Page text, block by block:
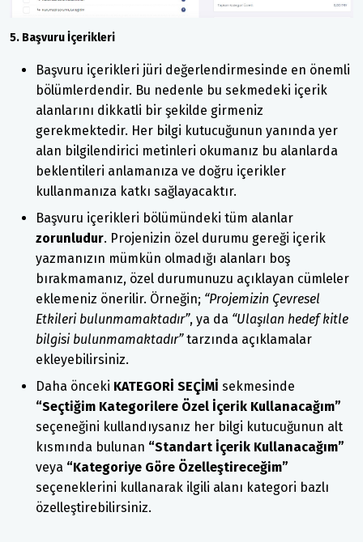
5. Başvuru İçerikleri
Başvuru içerikleri jüri değerlendirmesinde en önemli
bölümlerdendir. Bu nedenle bu sekmedeki içerik
alanlarını dikkatli bir şekilde girmeniz
gerekmektedir. Her bilgi kutucuğunun yanında yer
alan bilgilendirici metinleri okumanız bu alanlarda
beklentileri anlamanıza ve doğru içerikler
kullanmanıza katkı sağlayacaktır.
Başvuru içerikleri bölümündeki tüm alanlar
zorunludur. Projenizin özel durumu gereği içerik
yazmanızın mümkün olmadığı alanları boş
bırakmamanız, özel durumunuzu açıklayan cümleler
eklemeniz önerilir. Örneğin; “Projemizin Çevresel
Etkileri bulunmamaktadır”, ya da “Ulaşılan hedef kitle
bilgisi bulunmamaktadır”tarzında açıklamalar
ekleyebilirsiniz.
Daha önceki KATEGORİ SEÇİMİ sekmesinde
“Seçtiğim Kategorilere Özel İçerik Kullanacağım”
seçeneğini kullandıysanız her bilgi kutucuğunun alt
kısmında bulunan “Standart İçerik Kullanacağım”
veya “Kategoriye Göre Özelleştireceğim”
seçeneklerini kullanarak ilgili alanı kategori bazlı
özelleştirebilirsiniz.